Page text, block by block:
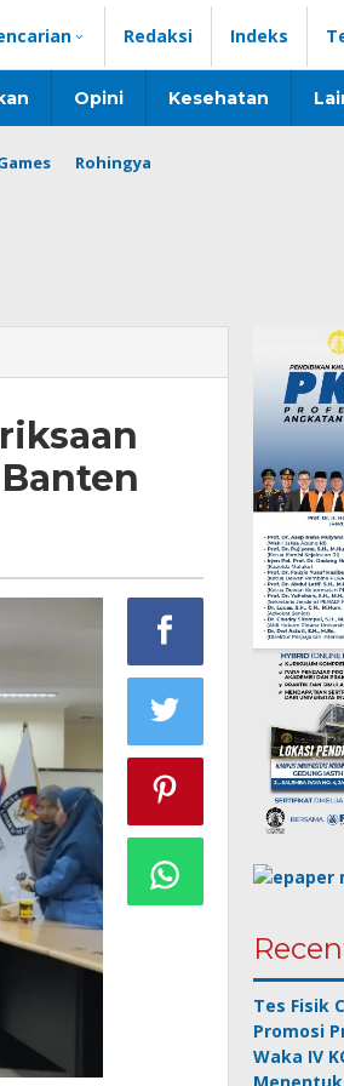
Redaksi Indeks
Opini Kesehatan
Rohingya
Tes Fisik
Promosi
Waka IV